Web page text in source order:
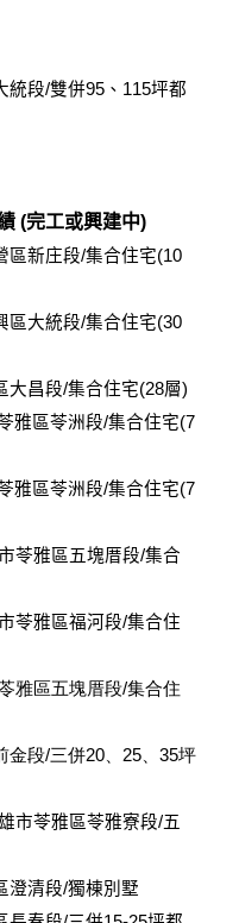
統段/雙併95、115坪都
(完工或興建中)
區新庄段/集合住宅(10
區大統段/集合住宅(30
大昌段/集合住宅(28層)
雅區苓洲段/集合住宅(7
雅區苓洲段/集合住宅(7
苓雅區五塊厝段/集合
苓雅區福河段/集合住
雅區五塊厝段/集合住
金段/三併20、25、35坪
市苓雅區苓雅寮段/五
澄清段/獨棟別墅